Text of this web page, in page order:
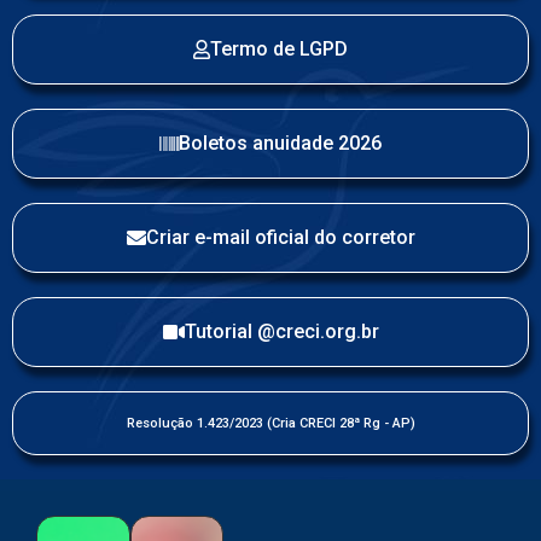
Termo de LGPD
Boletos anuidade 2026
Criar e-mail oficial do corretor
Tutorial @creci.org.br
Resolução 1.423/2023 (Cria CRECI 28ª Rg - AP)